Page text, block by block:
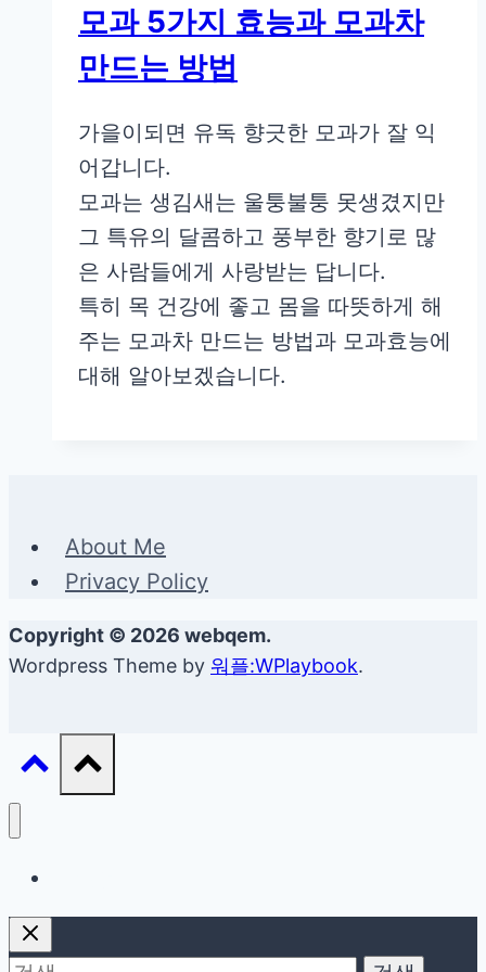
모과 5가지 효능과 모과차
만드는 방법
가을이되면 유독 향긋한 모과가 잘 익
어갑니다.
모과는 생김새는 울퉁불퉁 못생겼지만
그 특유의 달콤하고 풍부한 향기로 많
은 사람들에게 사랑받는 답니다.
특히 목 건강에 좋고 몸을 따뜻하게 해
주는 모과차 만드는 방법과 모과효능에
대해 알아보겠습니다.
About Me
Privacy Policy
Copyright © 2026 webqem.
Wordpress Theme by 워플:WPlaybook.